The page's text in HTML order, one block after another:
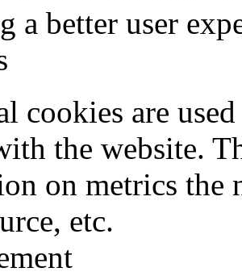
a better user
cookies are
the website.
on metrics the
etc.